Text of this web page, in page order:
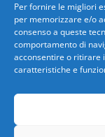
Per fornire le migliori
per memorizzare e/o
consenso a queste
comportamento di
acconsentire o ritirare
caratteristiche e
Event Category:
Sangue
SESTRI PONENTE